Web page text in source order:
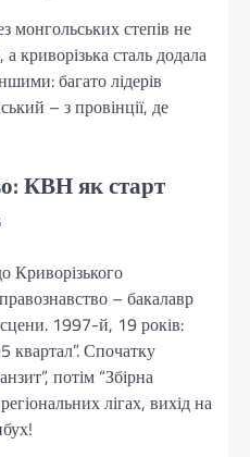
монгольських степів не
криворізька сталь додала
багато лідерів
– з провінції, де
КВН як старт
– бакалавр
1997-й, 19 років:
Спочатку
потім “Збірна
лігах, вихід на